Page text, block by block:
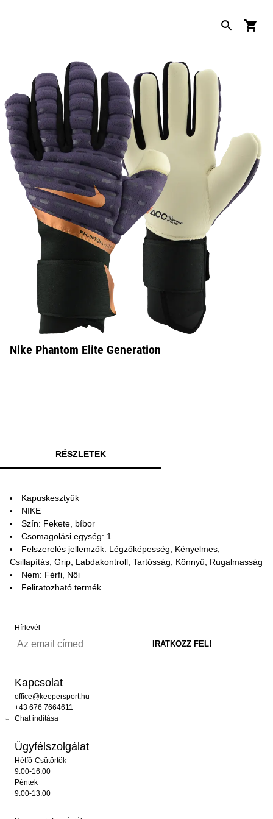
Nike Phantom Elite Generation
RÉSZLETEK
Kapuskesztyűk
NIKE
Szín: Fekete, bíbor
Csomagolási egység: 1
Felszerelés jellemzők: Légzőképesség, Kényelmes,
Csillapítás, Grip, Labdakontroll, Tartósság, Könnyű, Rugalmasság
Nem: Férfi, Női
Feliratozható termék
Hírlevél
Kapcsolat
office@keepersport.hu
+43 676 7664611
Chat indítása
Ügyfélszolgálat
Hétfő-Csütörtök
9:00-16:00
Péntek
9:00-13:00